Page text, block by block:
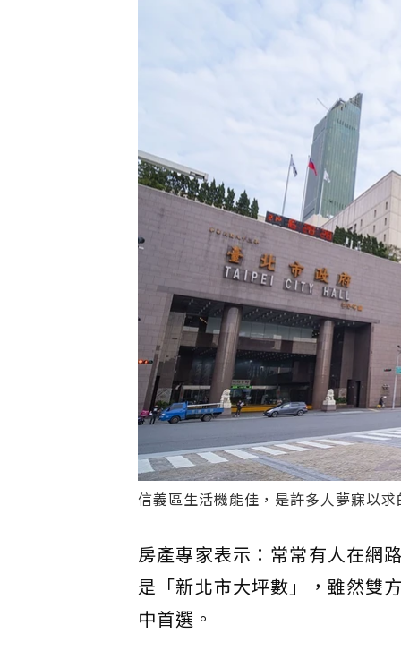
信義區生活機能佳，是許多人夢寐以
房產專家表示：常常有人在網
是「新北市大坪數」，雖然雙
中首選。